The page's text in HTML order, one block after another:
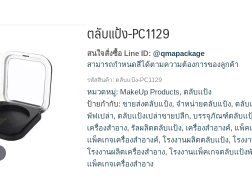
ตลับแป้ง-PC1129
สนใจสั่งซื้อ Line ID: @qmapackage
สามารถกำหนดสีได้ตามความต้องการของลูกค้า
โรงงานผลิตตลับแป้ง,ขายส่งตลับแป้ง,จำหน่ายตลับ
แป้ง,ตลับแป้งเปล่าขายปลีก
รหัสสินค้า: ตลับแป้ง-PC1129
หมวดหมู่: MakeUp Products, ตลับแป้ง
ป้ายกำกับ:ขายส่งตลับแป้ง, จำหน่ายตลับแป้ง, ตลับ
พัฟเปล่า, ตลับแป้งเปล่าขายปลีก,บรรจุภัณฑ์ตลับแ
เครื่องสำอาง, รัลผลิตตลับแป้ง, เครื่องสำอางค์, แพ็ค
แพ็คเกจเครื่องสำอางค์,โรงงานผลิตตลับแป้ง,โรง
โรงงานผลิตเครื่องสำอาง,โรงงานแพ็คเกจตลับแป้ง
แพ็คเกจเครื่องสำอาง